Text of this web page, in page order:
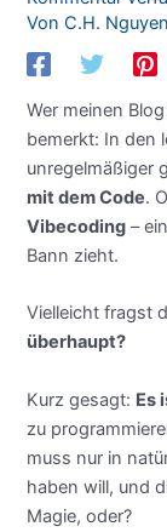
VonC.H. Nguyen
Wer meinen
bemerkt: In den
unregelmäßiger
mit dem Code.
Vibecoding –
Bann zieht.
Vielleicht fragst
überhaupt?
Kurz gesagt: Es
zu
muss nur in
haben will, und
Magie, oder?